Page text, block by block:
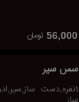
56,000 تومان
سس سیر
1نفره,دست